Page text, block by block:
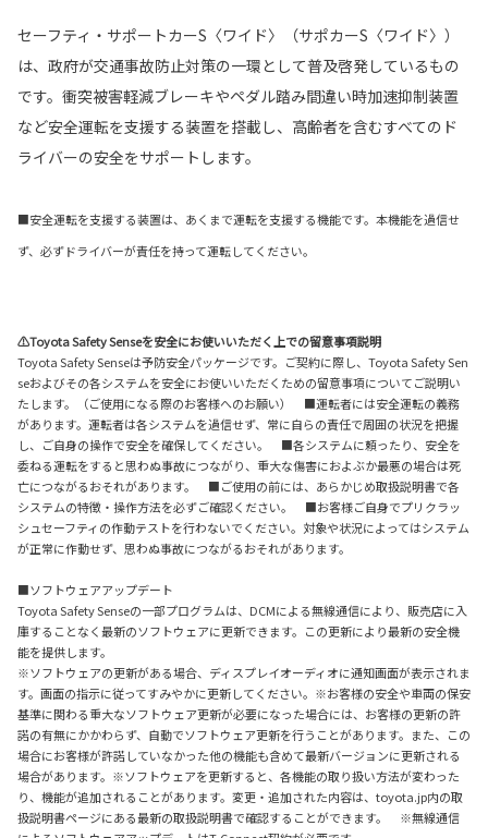
セーフティ・サポートカーS〈ワイド〉（サポカーS〈ワイド〉）
は、政府が交通事故防止対策の一環として普及啓発しているもの
です。衝突被害軽減ブレーキやペダル踏み間違い時加速抑制装置
など安全運転を支援する装置を搭載し、高齢者を含むすべてのド
ライバーの安全をサポートします。
■安全運転を支援する装置は、あくまで運転を支援する機能です。本機能を過信せ
ず、必ずドライバーが責任を持って運転してください。
⚠Toyota Safety Senseを安全にお使いいただく上での留意事項説明
Toyota Safety Senseは予防安全パッケージです。ご契約に際し、Toyota Safety Sen
seおよびその各システムを安全にお使いいただくための留意事項についてご説明い
たします。（ご使用になる際のお客様へのお願い） ■運転者には安全運転の義務
があります。運転者は各システムを過信せず、常に自らの責任で周囲の状況を把握
し、ご自身の操作で安全を確保してください。 ■各システムに頼ったり、安全を
委ねる運転をすると思わぬ事故につながり、重大な傷害におよぶか最悪の場合は死
亡につながるおそれがあります。 ■ご使用の前には、あらかじめ取扱説明書で各
システムの特徴・操作方法を必ずご確認ください。 ■お客様ご自身でプリクラッ
シュセーフティの作動テストを行わないでください。対象や状況によってはシステム
が正常に作動せず、思わぬ事故につながるおそれがあります。
■ソフトウェアアップデート
Toyota Safety Senseの一部プログラムは、DCMによる無線通信により、販売店に入
庫することなく最新のソフトウェアに更新できます。この更新により最新の安全機
能を提供します。
※ソフトウェアの更新がある場合、ディスプレイオーディオに通知画面が表示されま
す。画面の指示に従ってすみやかに更新してください。※お客様の安全や車両の保安
基準に関わる重大なソフトウェア更新が必要になった場合には、お客様の更新の許
諾の有無にかかわらず、自動でソフトウェア更新を行うことがあります。また、この
場合にお客様が許諾していなかった他の機能も含めて最新バージョンに更新される
場合があります。※ソフトウェアを更新すると、各機能の取り扱い方法が変わった
り、機能が追加されることがあります。変更・追加された内容は、toyota.jp内の取
扱説明書ページにある最新の取扱説明書で確認することができます。 ※無線通信